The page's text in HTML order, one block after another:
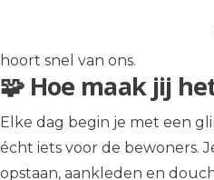
hoort snel van ons.
🧩 Hoe maak jij
Elke dag begin je met een
écht iets voor de bewoners.
opstaan, aankleden en